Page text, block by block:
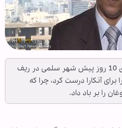
سیاستمدار اردنی گفت: آزادی 10 روز پیش شهر سلمی در ریف
برای آنکارا درست کرد، چرا که
را بر باد داد.